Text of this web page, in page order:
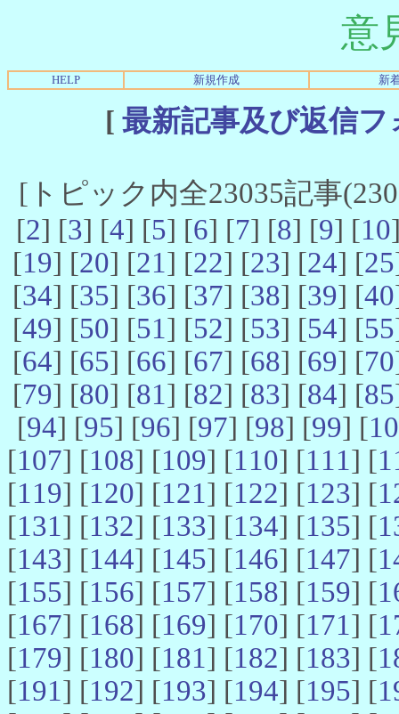
意
HELP 新規作成 新
[ 最新記事及び返信
[トピック内全23035記事
[2] [3] [4] [5] [6] [7] [8] [9] [10
[19] [20] [21] [22] [23] [24] [25
[34] [35] [36] [37] [38] [39] [40
[49] [50] [51] [52] [53] [54] [55
[64] [65] [66] [67] [68] [69] [70
[79] [80] [81] [82] [83] [84] [85
[94] [95] [96] [97] [98] [99] [
[107] [108] [109] [110] [111] [
[119] [120] [121] [122] [123] [
[131] [132] [133] [134] [135] [
[143] [144] [145] [146] [147] [
[155] [156] [157] [158] [159] [
[167] [168] [169] [170] [171] [
[179] [180] [181] [182] [183] [
[191] [192] [193] [194] [195] [